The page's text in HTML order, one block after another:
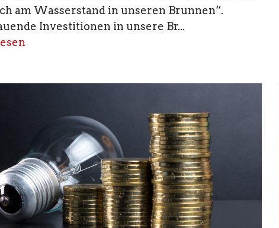
am Wasserstand in unseren Brunnen“.
Investitionen in unsere Br...